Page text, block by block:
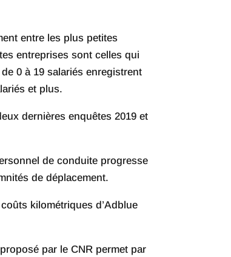
entre les plus petites
entreprises sont celles qui
0 à 19 salariés enregistrent
et plus.
dernières enquêtes 2019 et
de conduite progresse
de déplacement.
kilométriques d’Adblue
par le CNR permet par